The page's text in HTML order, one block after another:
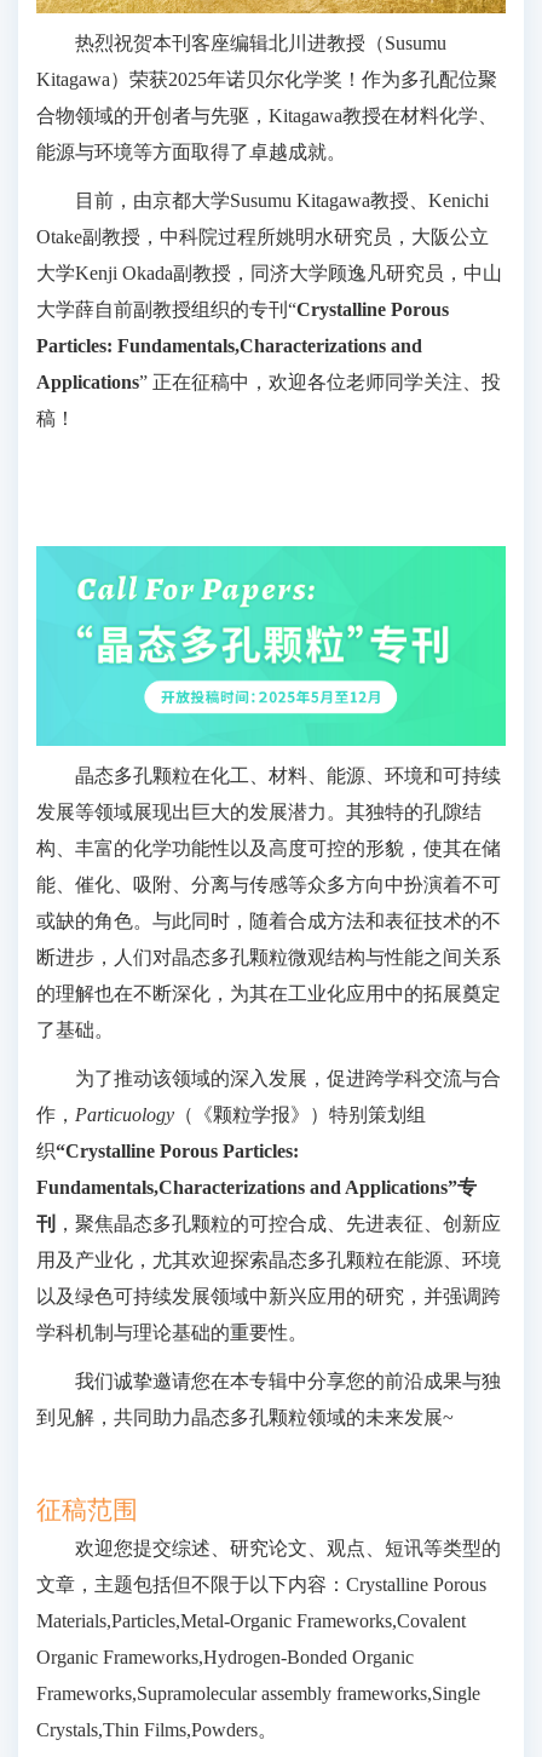
热烈祝贺本刊客座编辑北川进教授（Susumu
Kitagawa）荣获2025年诺贝尔化学奖！作为多孔配位聚
合物领域的开创者与先驱，Kitagawa教授在材料化学、
能源与环境等方面取得了卓越成就。
目前，由京都大学Susumu Kitagawa教授、Kenichi
Otake副教授，中科院过程所姚明水研究员，大阪公立
大学Kenji Okada副教授，同济大学顾逸凡研究员，中山
大学薛自前副教授组织的专刊“Crystalline Porous
Particles: Fundamentals,Characterizations and
Applications” 正在征稿中，欢迎各位老师同学关注、投
稿！
晶态多孔颗粒在化工、材料、能源、环境和可持续
发展等领域展现出巨大的发展潜力。其独特的孔隙结
构、丰富的化学功能性以及高度可控的形貌，使其在储
能、催化、吸附、分离与传感等众多方向中扮演着不可
或缺的角色。与此同时，随着合成方法和表征技术的不
断进步，人们对晶态多孔颗粒微观结构与性能之间关系
的理解也在不断深化，为其在工业化应用中的拓展奠定
了基础。
为了推动该领域的深入发展，促进跨学科交流与合
作， Particuology （《颗粒学报》）特别策划组
织“Crystalline Porous Particles:
Fundamentals,Characterizations and Applications”专
刊
，聚焦晶态多孔颗粒的可控合成、先进表征、创新应
用及产业化，尤其欢迎探索晶态多孔颗粒在能源、环境
以及绿色可持续发展领域中新兴应用的研究，并强调跨
学科机制与理论基础的重要性。
我们诚挚邀请您在本专辑中分享您的前沿成果与独
到见解，共同助力晶态多孔颗粒领域的未来发展~
征稿范围
欢迎您提交综述、研究论文、观点、短讯等类型的
文章，主题包括但不限于以下内容：Crystalline Porous
Materials,Particles,Metal-Organic Frameworks,Covalent
Organic Frameworks,Hydrogen-Bonded Organic
Frameworks,Supramolecular assembly frameworks,Single
Crystals,Thin Films,Powders。